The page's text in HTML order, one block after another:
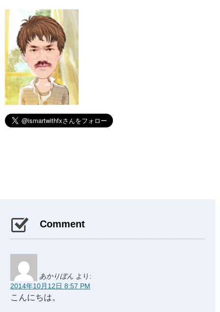
Comment
あかりぼん より:
2014年10月12日 8:57 PM
こんにちは。